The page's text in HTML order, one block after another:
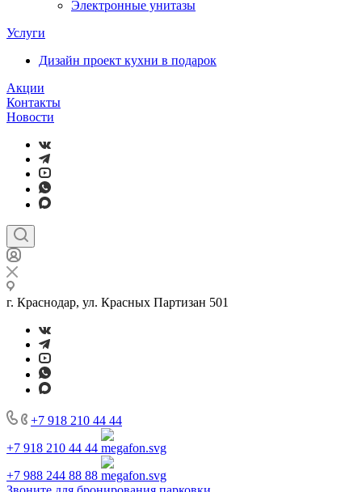
Электронные унитазы
Услуги
Дизайн проект кухни в подарок
Акции
Контакты
Новости
г. Краснодар, ул. Красных Партизан 501
+7 918 210 44 44
+7 918 210 44 44
+7 988 244 88 88